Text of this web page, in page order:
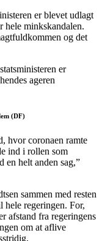
er blevet udlagt
hele minkskandalen.
og det
er
ageren
(DF)
hvor coronaen ramte
ind i rollen som
en helt anden sag,”
sammen med resten
regeringen. For,
afstand fra regeringens
om at aflive